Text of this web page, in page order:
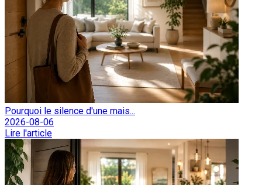
Pourquoi le silence d'une mais...
2026-08-06
Lire l'article